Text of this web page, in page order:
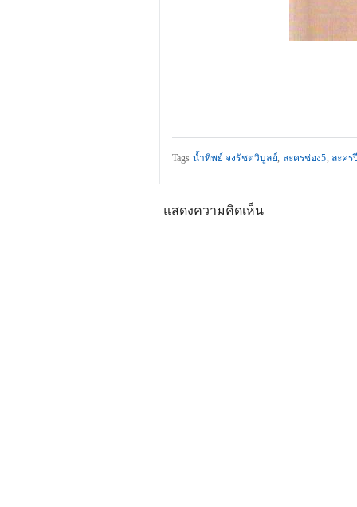
Tags น้ำทิพย์ จงรัชตวิบูลย์, ละครช่อง5, ละคร
แสดงความคิดเห็น